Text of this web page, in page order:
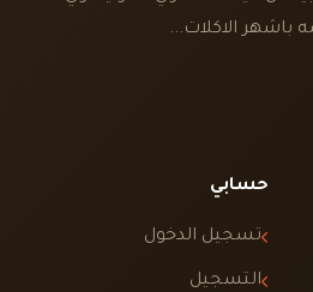
باشهر الاكلات...
حسابي
تسجيل الدخول
التسجيل